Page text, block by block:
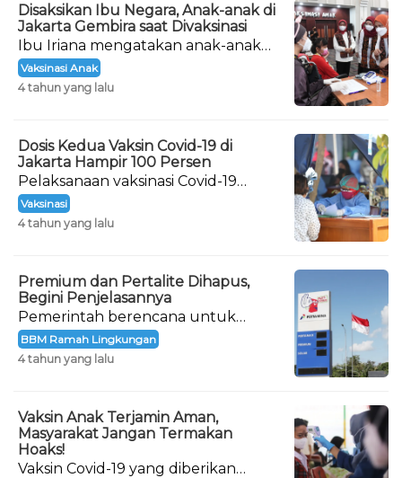
Disaksikan Ibu Negara, Anak-anak di
Jakarta Gembira saat Divaksinasi
Ibu Iriana mengatakan anak-anak
yang menjadi peserta dalam giat
vaksinasi ini tidak ada yang takut.
Vaksinasi Anak
4 tahun yang lalu
Dosis Kedua Vaksin Covid-19 di
Jakarta Hampir 100 Persen
Pelaksanaan vaksinasi Covid-19
hingga dosis lengkap (dua dosis) di
DKI Jakarta menunjukkan hasil
Vaksinasi
4 tahun yang lalu
Premium dan Pertalite Dihapus,
Begini Penjelasannya
Pemerintah berencana untuk
menghapus bahan bakar minyak
(BBM) jenis Premium dan Pertalite.
BBM Ramah Lingkungan
4 tahun yang lalu
Vaksin Anak Terjamin Aman,
Masyarakat Jangan Termakan
Hoaks!
Vaksin Covid-19 yang diberikan